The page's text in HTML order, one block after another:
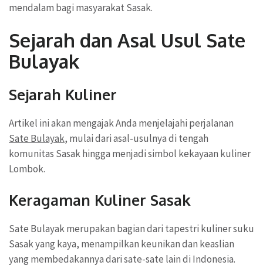
mendalam bagi masyarakat Sasak.
Sejarah dan Asal Usul Sate
Bulayak
Sejarah Kuliner
Artikel ini akan mengajak Anda menjelajahi perjalanan
Sate Bulayak, mulai dari asal-usulnya di tengah
komunitas Sasak hingga menjadi simbol kekayaan kuliner
Lombok.
Keragaman Kuliner Sasak
Sate Bulayak merupakan bagian dari tapestri kuliner suku
Sasak yang kaya, menampilkan keunikan dan keaslian
yang membedakannya dari sate-sate lain di Indonesia.